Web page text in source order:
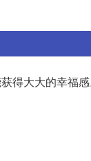
得大大的幸福